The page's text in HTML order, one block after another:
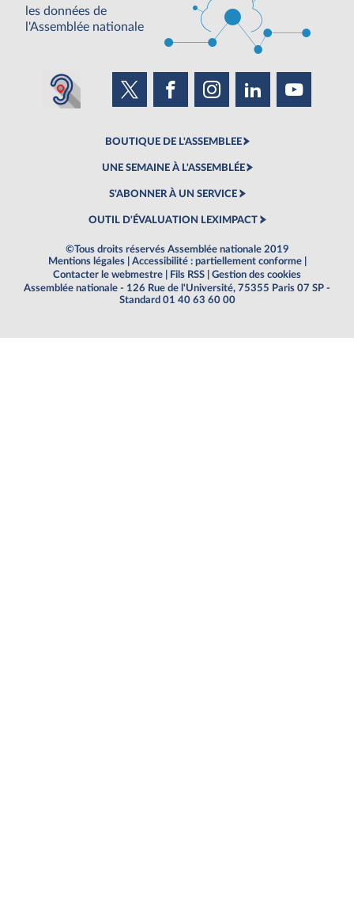
les données de
l'Assemblée nationale
BOUTIQUE DE L'ASSEMBLEE
UNE SEMAINE À L'ASSEMBLÉE
S'ABONNER À UN SERVICE
OUTIL D'ÉVALUATION LEXIMPACT
©Tous droits réservés Assemblée nationale 2019
Mentions légales
Accessibilité : partiellement conforme
Contacter le webmestre
Fils RSS
Gestion des cookies
Assemblée nationale - 126 Rue de l'Université, 75355 Paris 07 SP -
Standard 01 40 63 60 00